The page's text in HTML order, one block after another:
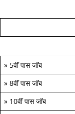
» 5वीं पास जॉब
» 8वीं पास जॉब
» 10वीं पास जॉब